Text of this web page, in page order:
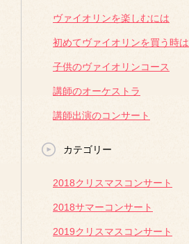
ヴァイオリンを楽しむには
初めてヴァイオリンを買う時は
子供のヴァイオリンコース
講師のオーケストラ
講師出演のコンサート
カテゴリー
2018クリスマスコンサート
2018サマーコンサート
2019クリスマスコンサート